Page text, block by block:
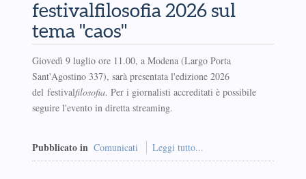
festivalfilosofia 2026 sul
tema "caos"
Giovedì 9 luglio ore 11.00, a Modena (Largo Porta
Sant'Agostino 337), sarà presentata l'edizione 2026
del festivalfilosofia. Per i giornalisti accreditati è possibile
seguire l'evento in diretta streaming.
Pubblicato in Comunicati Leggi tutto...